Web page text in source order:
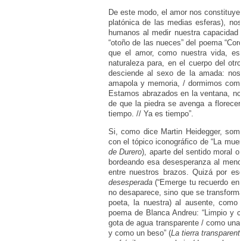
De este modo, el amor nos
platónica de las medias esferas),
humanos al medir nuestra
“otoño de las nueces” del poema
que el amor, como nuestra vida,
naturaleza para, en el cuerpo del
desciende al sexo de la amada:
amapola y memoria, / dormimos
Estamos abrazados en la ventana,
de que la piedra se avenga a
tiempo. // Ya es tiempo”.
Si, como dice Martin Heidegger,
con el tópico iconográfico de “La
de Durero), aparte del sentido moral
bordeando esa desesperanza al
entre nuestros brazos. Quizá por
desesperada (“Emerge tu recuerdo
no desaparece, sino que se
poeta, la nuestra) al ausente, como
poema de Blanca Andreu: “Limpio
gota de agua transparente / como
y como un beso” (La tierra